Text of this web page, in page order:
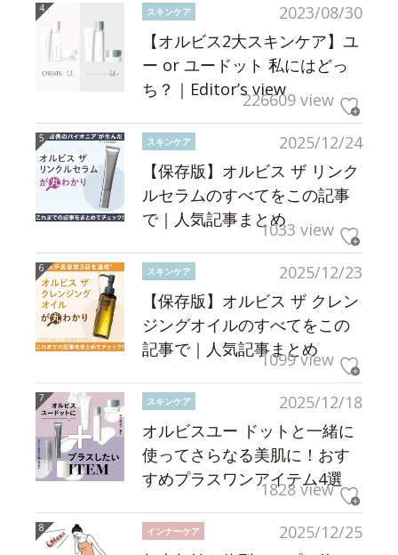
2023/08/30
スキンケア
【オルビス2大スキンケア】ユ
ー or ユードット 私にはどっ
ち？｜Editor’s view226609 view
2025/12/24
スキンケア
【保存版】オルビス ザ リンク
ルセラムのすべてをこの記事
で｜人気記事まとめ1033 view
2025/12/23
スキンケア
【保存版】オルビス ザ クレン
ジングオイルのすべてをこの
記事で｜人気記事まとめ
1099 view
2025/12/18
スキンケア
オルビスユー ドットと一緒に
使ってさらなる美肌に！おす
すめプラスワンアイテム4選
1828 view
2025/12/25
インナーケア